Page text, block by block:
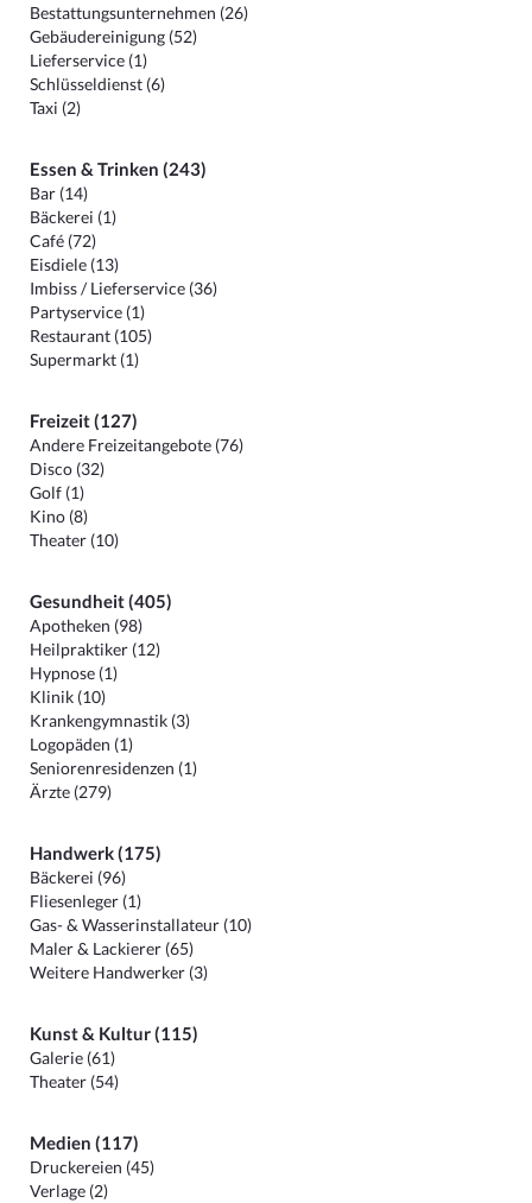
Bestattungsunternehmen (26)
Gebäudereinigung (52)
Lieferservice (1)
Schlüsseldienst (6)
Taxi (2)
Essen & Trinken (243)
Bar (14)
Bäckerei (1)
Café (72)
Eisdiele (13)
Imbiss / Lieferservice (36)
Partyservice (1)
Restaurant (105)
Supermarkt (1)
Freizeit (127)
Andere Freizeitangebote (76)
Disco (32)
Golf (1)
Kino (8)
Theater (10)
Gesundheit (405)
Apotheken (98)
Heilpraktiker (12)
Hypnose (1)
Klinik (10)
Krankengymnastik (3)
Logopäden (1)
Seniorenresidenzen (1)
Ärzte (279)
Handwerk (175)
Bäckerei (96)
Fliesenleger (1)
Gas- & Wasserinstallateur (10)
Maler & Lackierer (65)
Weitere Handwerker (3)
Kunst & Kultur (115)
Galerie (61)
Theater (54)
Medien (117)
Druckereien (45)
Verlage (2)